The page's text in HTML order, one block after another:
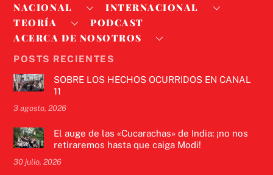
NACIONAL
INTERNACIONAL
TEORÍA
PODCAST
ACERCA DE NOSOTROS
POSTS RECIENTES
SOBRE LOS HECHOS OCURRIDOS EN CANAL
11
3 agosto, 2026
El auge de las «Cucarachas» de India: ¡no nos
retiraremos hasta que caiga Modi!
30 julio, 2026